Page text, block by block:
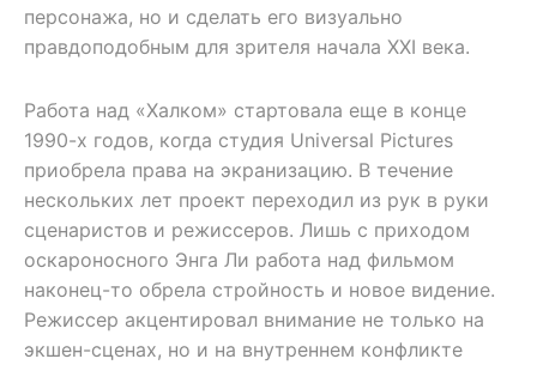
персонажа, но и сделать его визуально
правдоподобным для зрителя начала XXI века.
Работа над «Халком» стартовала еще в конце
1990-х годов, когда студия Universal Pictures
приобрела права на экранизацию. В течение
нескольких лет проект переходил из рук в руки
сценаристов и режиссеров. Лишь с приходом
оскароносного Энга Ли работа над фильмом
наконец-то обрела стройность и новое видение.
Режиссер акцентировал внимание не только на
экшен-сценах, но и на внутреннем конфликте